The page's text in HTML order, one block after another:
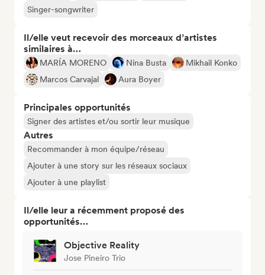
Singer-songwriter
Il/elle veut recevoir des morceaux d’artistes
similaires à…
MARÍA MORENO Nina Busta
Mikhail Konko
Marcos Carvajal
Aura Boyer
Principales opportunités
Signer des artistes et/ou sortir leur musique
Autres
Recommander à mon équipe/réseau
Ajouter à une story sur les réseaux sociaux
Ajouter à une playlist
Il/elle leur a récemment proposé des
opportunités…
Objective Reality
Jose Pineiro Trio